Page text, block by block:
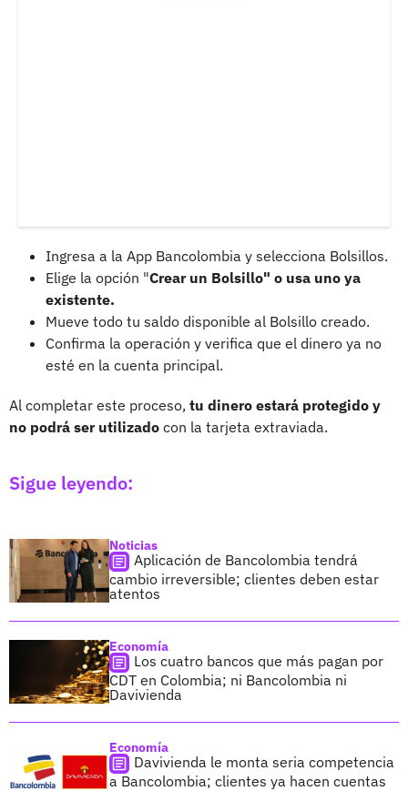
Ingresa a la App Bancolombia y selecciona Bolsillos.
Elige la opción "Crear un Bolsillo" o usa uno ya
existente.
Mueve todo tu saldo disponible al Bolsillo creado.
Confirma la operación y verifica que el dinero ya no
esté en la cuenta principal.
Al completar este proceso, tu dinero estará protegido y
no podrá ser utilizado con la tarjeta extraviada.
Sigue leyendo:
Noticias
Aplicación de Bancolombia tendrá
cambio irreversible; clientes deben estar
atentos
Economía
Los cuatro bancos que más pagan por
CDT en Colombia; ni Bancolombia ni
Davivienda
Economía
Davivienda le monta seria competencia
a Bancolombia; clientes ya hacen cuentas